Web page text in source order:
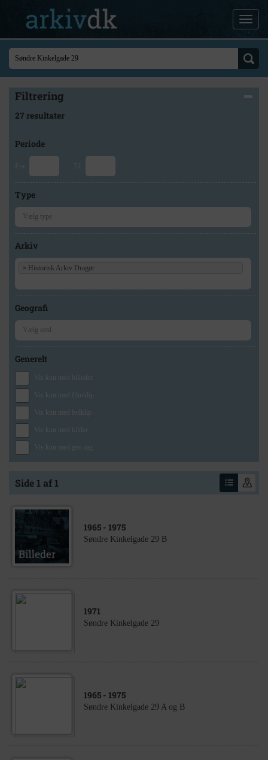
Filtrering
27 resultater
Periode
Fra Til
Type
Arkiv
× Historisk Arkiv Dragør
Geografi
Generelt
Vis kun med billeder
Vis kun med filmklip
Vis kun med lydklip
Vis kun med kilder
Vis kun med geo-tag
Side 1 af 1
1965 - 1975
Søndre Kinkelgade 29 B
1971
Søndre Kinkelgade 29
1965 - 1975
Søndre Kinkelgade 29 A og B